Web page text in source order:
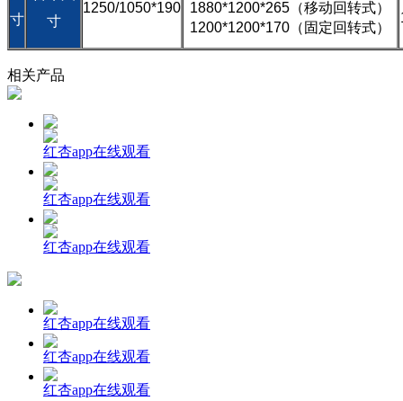
寸
寸
1250/1050*190
1880*1200*265（移动回转式）
1200*1200*170（固定回转式）
相关产品
红杏app在线观看
红杏app在线观看
红杏app在线观看
红杏app在线观看
红杏app在线观看
红杏app在线观看